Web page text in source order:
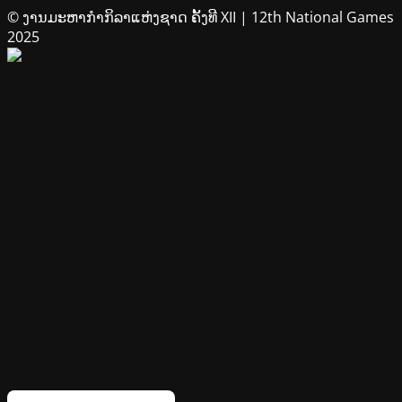
© ງານມະຫາກຳກິລາແຫ່ງຊາດ ຄັ້ງທີ XII | 12th National Games
2025